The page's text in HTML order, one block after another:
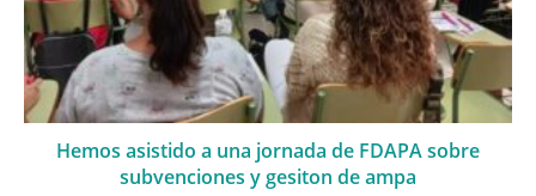
Hemos asistido a una jornada de FDAPA sobre
subvenciones y gesiton de ampa